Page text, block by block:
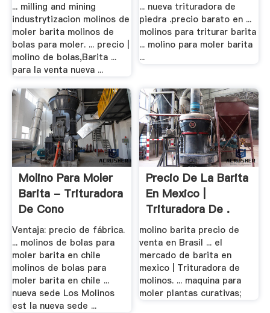
... milling and mining
industrytizacion molinos de
moler barita molinos de
bolas para moler. ... precio |
molino de bolas,Barita ...
para la venta nueva ...
... nueva trituradora de
piedra .precio barato en ...
molinos para triturar barita
... molino para moler barita
...
Molino Para Moler
Barita - Trituradora
De Cono
Ventaja: precio de fábrica.
... molinos de bolas para
moler barita en chile
molinos de bolas para
moler barita en chile ...
nueva sede Los Molinos
est la nueva sede ...
Precio De La Barita
En Mexico |
Trituradora De .
molino barita precio de
venta en Brasil ... el
mercado de barita en
mexico | Trituradora de
molinos. ... maquina para
moler plantas curativas;